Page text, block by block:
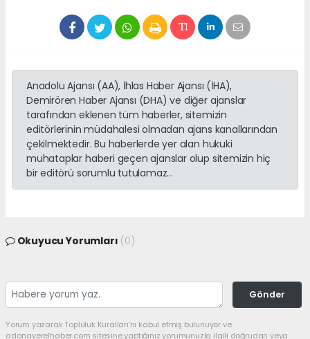
Anadolu Ajansı (AA), İhlas Haber Ajansı (İHA),
Demirören Haber Ajansı (DHA) ve diğer ajanslar
tarafından eklenen tüm haberler, sitemizin
editörlerinin müdahalesi olmadan ajans kanallarından
çekilmektedir. Bu haberlerde yer alan hukuki
muhataplar haberi geçen ajanslar olup sitemizin hiç
bir editörü sorumlu tutulamaz...
Okuyucu Yorumları (0)
Gönder
Yorum yazarak Topluluk Kuralları’nı kabul etmiş bulunuyor ve
adanayerelhaber.com sitesine yaptığınız yorumunuzla ilgili doğrudan veya